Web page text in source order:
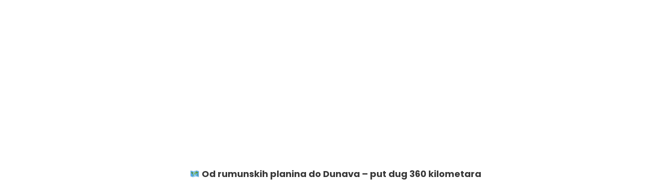
Od rumunskih planina do Dunava – put dug 360 kilometara